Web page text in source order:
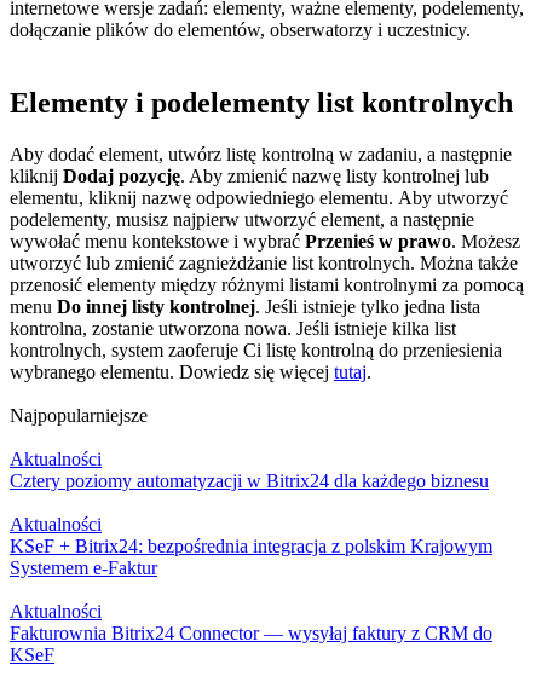
internetowe wersje zadań: elementy, ważne elementy, podelementy,
dołączanie plików do elementów, obserwatorzy i uczestnicy.
Elementy i podelementy list kontrolnych
Aby dodać element, utwórz listę kontrolną w zadaniu, a następnie
kliknij Dodaj pozycję. Aby zmienić nazwę listy kontrolnej lub
elementu, kliknij nazwę odpowiedniego elementu. Aby utworzyć
podelementy, musisz najpierw utworzyć element, a następnie
wywołać menu kontekstowe i wybrać Przenieś w prawo. Możesz
utworzyć lub zmienić zagnieżdżanie list kontrolnych. Można także
przenosić elementy między różnymi listami kontrolnymi za pomocą
menu Do innej listy kontrolnej. Jeśli istnieje tylko jedna lista
kontrolna, zostanie utworzona nowa. Jeśli istnieje kilka list
kontrolnych, system zaoferuje Ci listę kontrolną do przeniesienia
wybranego elementu. Dowiedz się więcej tutaj.
Najpopularniejsze
Aktualności
Cztery poziomy automatyzacji w Bitrix24 dla każdego biznesu
Aktualności
KSeF + Bitrix24: bezpośrednia integracja z polskim Krajowym
Systemem e-Faktur
Aktualności
Fakturownia Bitrix24 Connector — wysyłaj faktury z CRM do
KSeF